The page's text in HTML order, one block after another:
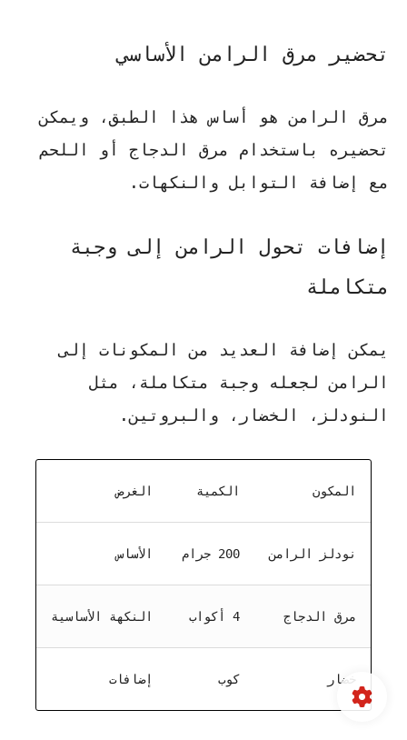
تحضير مرق الرامن الأساسي
مرق الرامن هو أساس هذا الطبق، ويمكن
تحضيره باستخدام مرق الدجاج أو اللحم
مع إضافة التوابل والنكهات.
إضافات تحول الرامن إلى وجبة
متكاملة
يمكن إضافة العديد من المكونات إلى
الرامن لجعله وجبة متكاملة، مثل
النودلز، الخضار، والبروتين.
المكون الكمية الغرض
نودلز الرامن 200 جرام الأساس
مرق الدجاج 4 أكواب النكهة الأساسية
خضار كوب إضافات